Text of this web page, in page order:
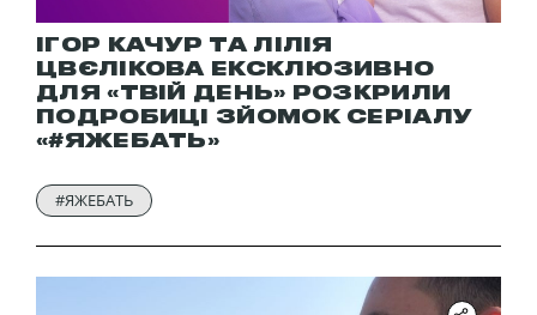
ІГОР КАЧУР ТА ЛІЛІЯ
ЦВЄЛІКОВА ЕКСКЛЮЗИВНО
ДЛЯ «ТВІЙ ДЕНЬ» РОЗКРИЛИ
ПОДРОБИЦІ ЗЙОМОК СЕРІАЛУ
«#ЯЖЕБАТЬ»
#ЯЖЕБАТЬ